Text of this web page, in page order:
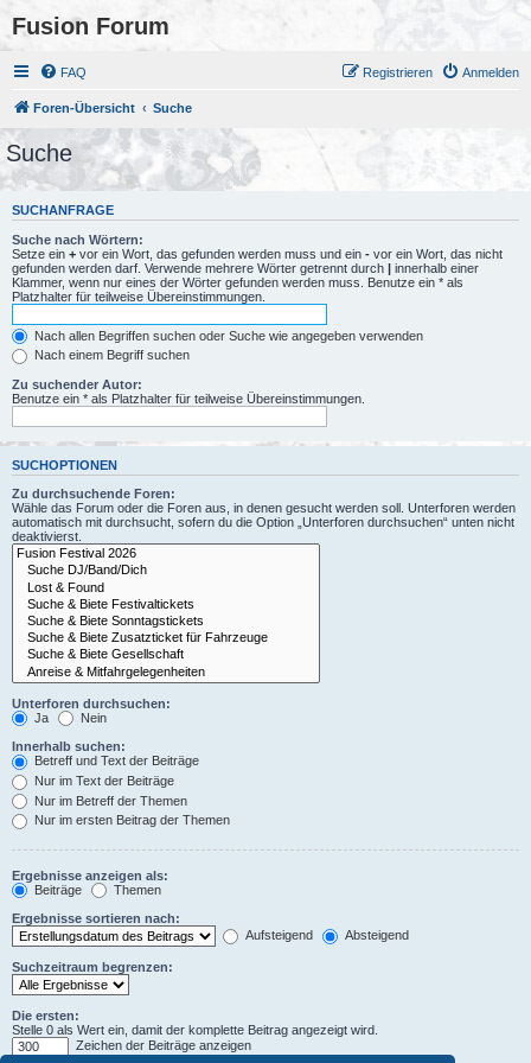
Fusion Forum
FAQ Anmelden
Registrieren
Foren-Übersicht Suche
Suche
SUCHANFRAGE
Suche nach Wörtern:
Setze ein + vor ein Wort, das gefunden werden muss und ein - vor ein Wort, das nicht
gefunden werden darf. Verwende mehrere Wörter getrennt durch | innerhalb einer
Klammer, wenn nur eines der Wörter gefunden werden muss. Benutze ein * als
Platzhalter für teilweise Übereinstimmungen.
Nach allen Begriffen suchen oder Suche wie angegeben verwenden
Nach einem Begriff suchen
Zu suchender Autor:
Benutze ein * als Platzhalter für teilweise Übereinstimmungen.
SUCHOPTIONEN
Zu durchsuchende Foren:
Wähle das Forum oder die Foren aus, in denen gesucht werden soll. Unterforen werden
automatisch mit durchsucht, sofern du die Option „Unterforen durchsuchen“ unten nicht
deaktivierst.
Unterforen durchsuchen:
Ja
Nein
Innerhalb suchen:
Betreff und Text der Beiträge
Nur im Text der Beiträge
Nur im Betreff der Themen
Nur im ersten Beitrag der Themen
Ergebnisse anzeigen als:
Beiträge
Themen
Ergebnisse sortieren nach:
Aufsteigend
Absteigend
Suchzeitraum begrenzen:
Die ersten:
Stelle 0 als Wert ein, damit der komplette Beitrag angezeigt wird.
Zeichen der Beiträge anzeigen